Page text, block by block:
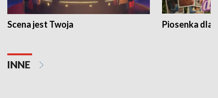
Scena jest Twoja Piosenka dla
INNE